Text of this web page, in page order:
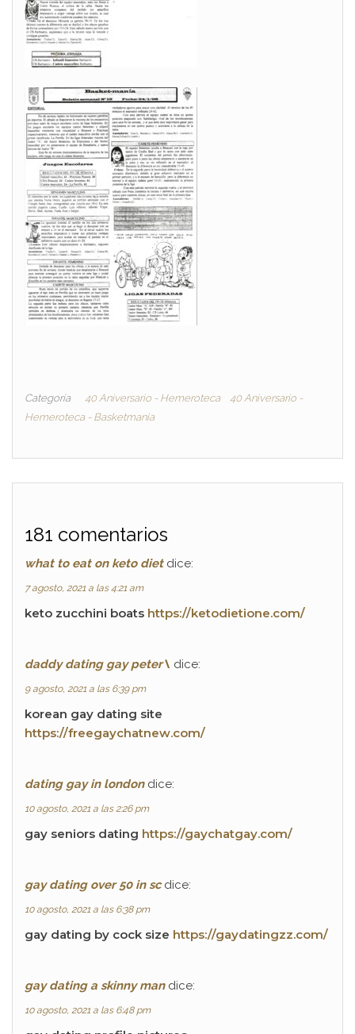
Categoría 40 Aniversario - Hemeroteca
40 Aniversario -
Hemeroteca - Basketmania
181 comentarios
what to eat on keto diet dice:
7 agosto, 2021 a las 4:21 am
keto zucchini boats https://ketodietione.com/
daddy dating gay peter\ dice:
9 agosto, 2021 a las 6:39 pm
korean gay dating site
https://freegaychatnew.com/
dating gay in london dice:
10 agosto, 2021 a las 2:26 pm
gay seniors dating https://gaychatgay.com/
gay dating over 50 in sc dice:
10 agosto, 2021 a las 6:38 pm
gay dating by cock size https://gaydatingzz.com/
gay dating a skinny man dice:
10 agosto, 2021 a las 6:48 pm